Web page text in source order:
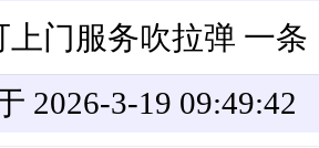
上门服务吹拉弹 一条
2026-3-19 09:49:42